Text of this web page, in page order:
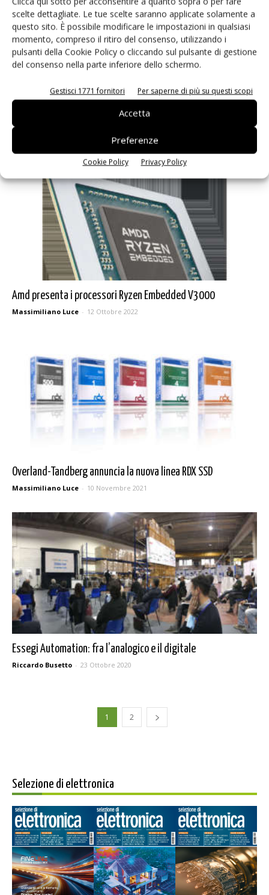
scelte dettagliate. Le tue scelte saranno applicate solamente a
questo sito. È possibile modificare le impostazioni in qualsiasi
momento, compreso il ritiro del consenso, utilizzando i
pulsanti della Cookie Policy o cliccando sul pulsante di gestione
del consenso nella parte inferiore dello schermo.
Gestisci 1771 fornitori Per saperne di più su questi scopi
Accetta
Preferenze
Cookie Policy Privacy Policy
ESSEGI open house: è il tempo della 3a edizione
25 Ottobre 2022
Amd presenta i processori Ryzen Embedded V3000
Massimiliano Luce - 12 Ottobre 2022
Overland-Tandberg annuncia la nuova linea RDX SSD
Massimiliano Luce - 10 Novembre 2021
Essegi Automation: fra l’analogico e il digitale
Riccardo Busetto - 23 Ottobre 2020
1 2
Selezione di elettronica